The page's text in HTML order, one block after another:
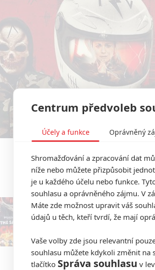
For the Sake of Vicious (2021) |
Centrum předvoleb
Účely a funkce Oprávněný
Shromažďování a zpracování dat
níže nebo můžete přizpůsobit
je u každého účelu nebo funkce.
souhlasu a oprávněného zájmu. V
Máte zde možnost upravit váš
údajů u těch, kteří tvrdí, že mají
Vaše volby zde jsou relevantní
souhlasu můžete kdykoli změnit na
tlačítko Správa souhlasu v